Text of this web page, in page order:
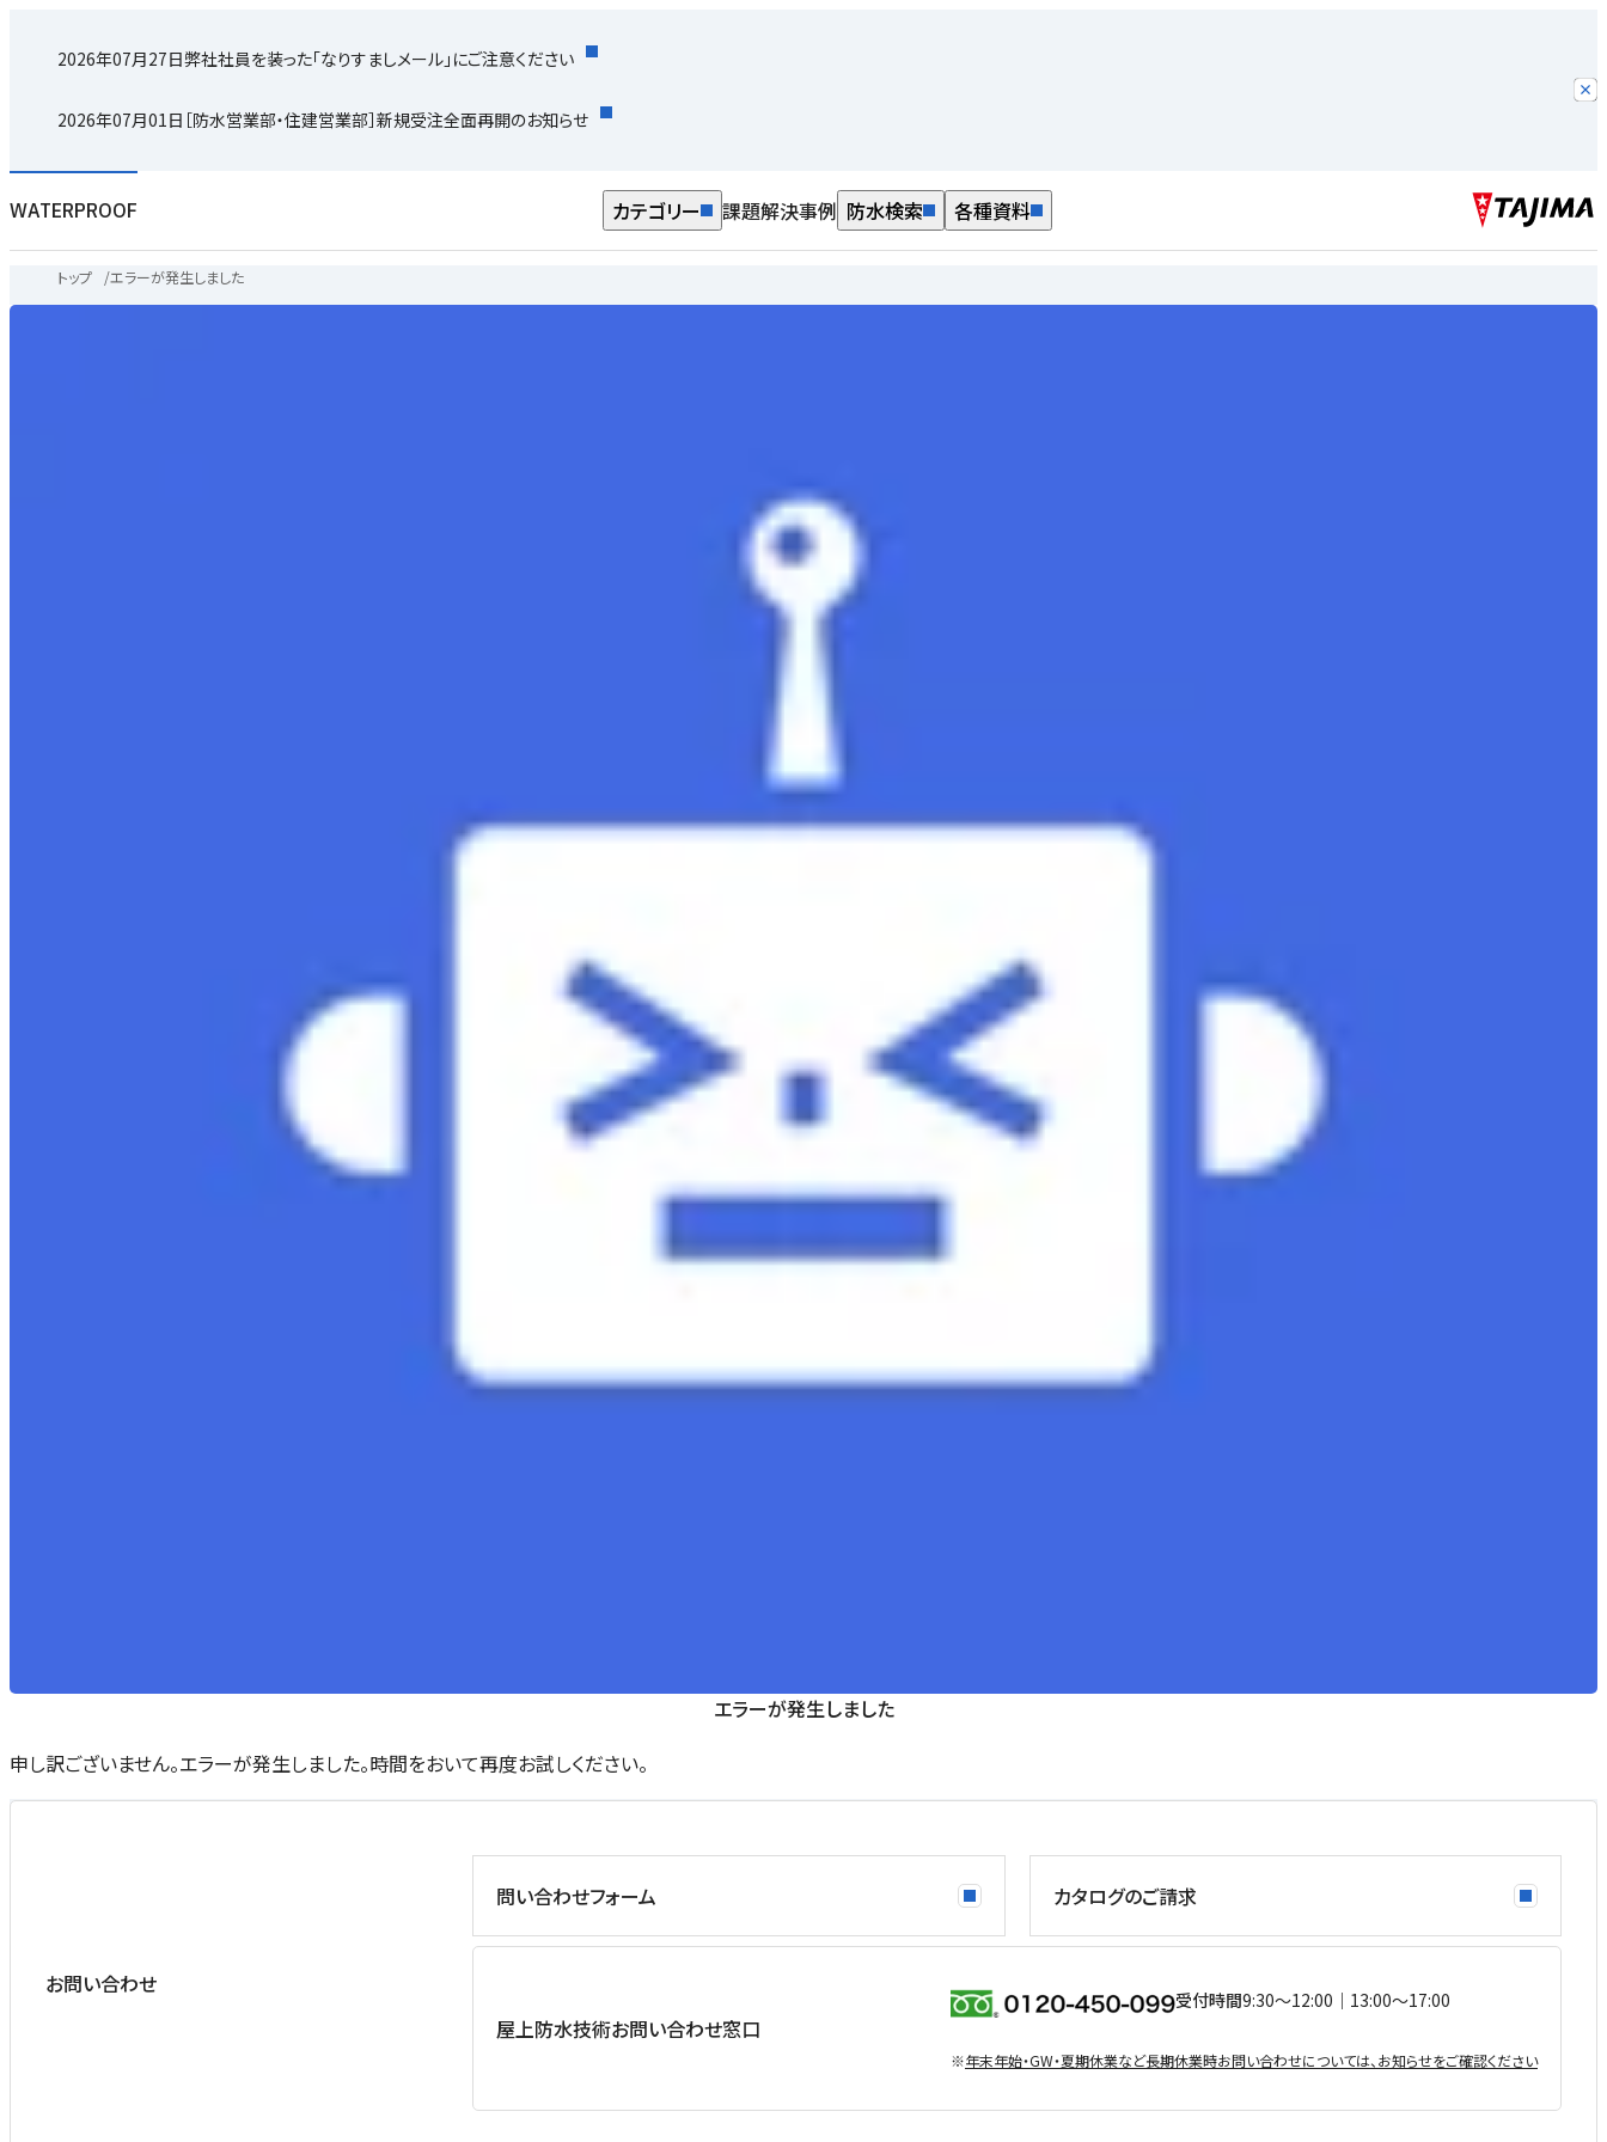
2026年07月27日弊社社員を装った「なりすましメール」にご注意ください
2026年07月01日 ［防水営業部・住建営業部］新規受注全面再開のお知らせ
WATERPROOF カテゴリー 課題解決事例 防水検索 各種資料
トップ /エラーが発生しました
エラーが発生しました
申し訳ございません。エラーが発生しました。時間をおいて再度お試しください。
お問い合わせ
問い合わせフォーム カタログのご請求
屋上防水技術お問い合わせ窓口
受付時間9:30〜12:00｜13:00〜17:00
※年末年始・GW・夏期休業など⻑期休業時お問い合わせについては、お知らせをご確認ください